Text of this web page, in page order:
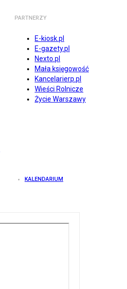
PARTNERZY
E-kiosk.pl
E-gazety.pl
Nexto.pl
Mała księgowość
Kancelarierp.pl
Wieści Rolnicze
Życie Warszawy
KALENDARIUM